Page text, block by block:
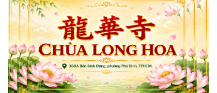
西贡解放报网版权所有
由越南新闻与传播部所属报刊局于2023年09月06日 签发第26/GP-CBC号许可
证